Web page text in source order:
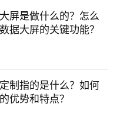
屏是做什么的？怎么
据大屏的关键功能？
制指的是什么？如何
优势和特点？